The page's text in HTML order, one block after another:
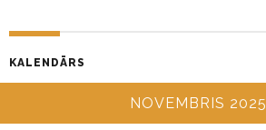
KALENDĀRS
NOVEMBRIS 2025